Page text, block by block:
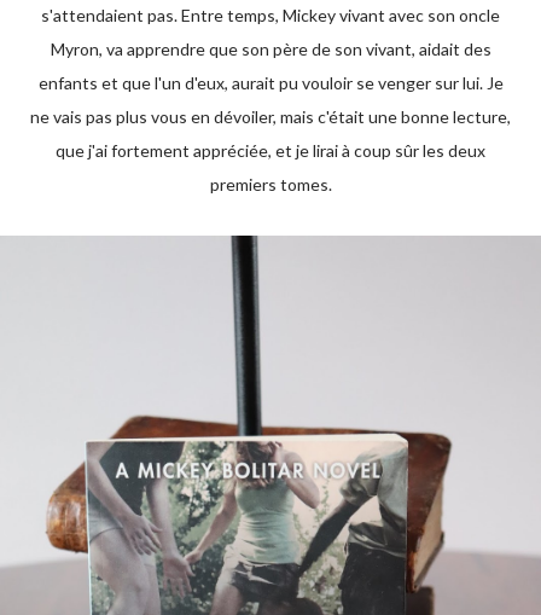
s'attendaient pas. Entre temps, Mickey vivant avec son oncle
Myron, va apprendre que son père de son vivant, aidait des
enfants et que l'un d'eux, aurait pu vouloir se venger sur lui. Je
ne vais pas plus vous en dévoiler, mais c'était une bonne lecture,
que j'ai fortement appréciée, et je lirai à coup sûr les deux
premiers tomes.